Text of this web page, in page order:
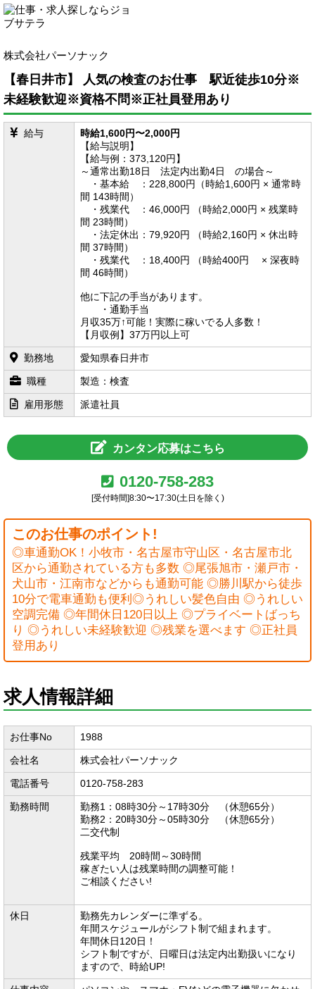
株式会社パーソナック
【春日井市】 人気の検査のお仕事 駅近徒歩10分※
未経験歓迎※資格不問※正社員登用あり
給与
時給1,600円〜2,000円
【給与説明】
【給与例：373,120円】
～通常出勤18日 法定内出勤4日 の場合～
・基本給 ：228,800円（時給1,600円 × 通常時
間 143時間）
・残業代 ：46,000円 （時給2,000円 × 残業時
間 23時間）
・法定休出：79,920円 （時給2,160円 × 休出時
間 37時間）
・残業代 ：18,400円 （時給400円 × 深夜時
間 46時間）
他に下記の手当があります。
・通勤手当
月収35万↑可能！実際に稼いでる人多数！
【月収例】37万円以上可
勤務地 愛知県春日井市
職種 製造：検査
雇用形態 派遣社員
カンタン応募はこちら
0120-758-283
[受付時間]8:30〜17:30(土日を除く)
このお仕事のポイント!
◎車通勤OK！小牧市・名古屋市守山区・名古屋市北
区から通勤されている方も多数 ◎尾張旭市・瀬戸市・
犬山市・江南市などからも通勤可能 ◎勝川駅から徒歩
10分で電車通勤も便利◎うれしい髪色自由 ◎うれしい
空調完備 ◎年間休日120日以上 ◎プライベートばっち
り ◎うれしい未経験歓迎 ◎残業を選べます ◎正社員
登用あり
求人情報詳細
お仕事No 1988
会社名 株式会社パーソナック
電話番号 0120-758-283
勤務時間
勤務1：08時30分～17時30分 （休憩65分）
勤務2：20時30分～05時30分 （休憩65分）
二交代制
残業平均 20時間～30時間
稼ぎたい人は残業時間の調整可能！
ご相談ください!
休日
勤務先カレンダーに準ずる。
年間スケジュールがシフト制で組まれます。
年間休日120日！
シフト制ですが、日曜日は法定内出勤扱いになり
ますので、時給UP!